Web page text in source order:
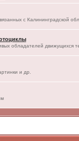
с Калининградской
обладателей движущихся
и др.